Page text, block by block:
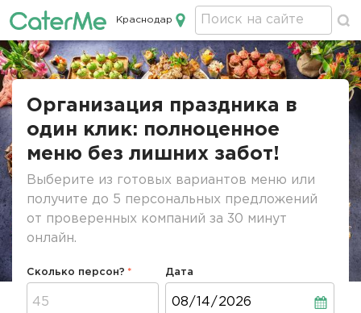
Кейтеринг в Краснодаре
Краснодар
Строка
Организация праздника в
один клик: полноценное
меню без лишних забот!
Выберите из готовых вариантов меню или
получите до 5 персональных предложений
от проверенных компаний за 30 минут
онлайн.
Сколько персон? Дата